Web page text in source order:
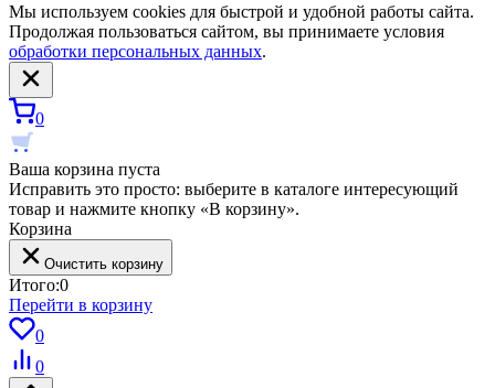
Мы используем cookies для быстрой и удобной работы сайта.
Продолжая пользоваться сайтом, вы принимаете условия
обработки персональных данных.
0
Ваша корзина пуста
Исправить это просто: выберите в каталоге интересующий
товар и нажмите кнопку «В корзину».
Корзина
Очистить корзину
Итого:0
Перейти в корзину
0
0